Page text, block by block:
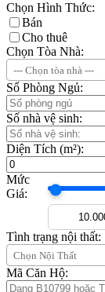
Chọn Hình Thức:
Bán
Cho thuê
Chọn Tòa Nhà:
--- Chọn tòa nhà ---
Số Phòng Ngủ:
Số nhà vệ sinh:
Diện Tích (m²):
Mức
Giá:
Tình trạng nội thất:
Chọn Nội Thất
Mã Căn Hộ: